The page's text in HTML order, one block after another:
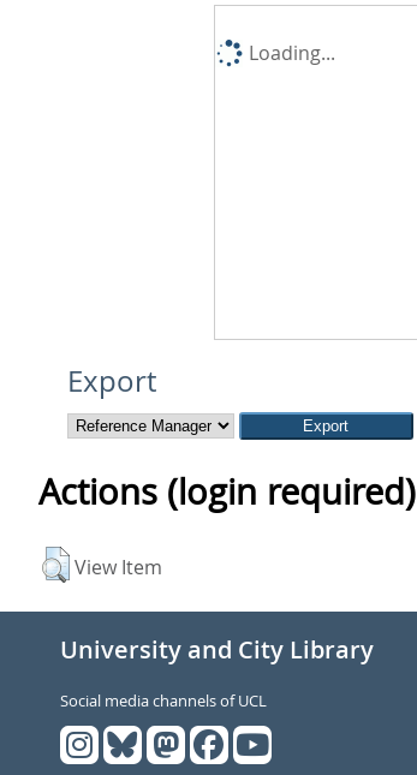
Loading...
Export
Actions (login required)
View Item
University and City Library
Social media channels of UCL